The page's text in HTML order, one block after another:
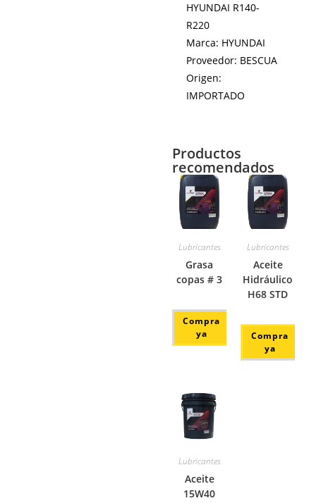
HYUNDAI R140-
R220
Marca: HYUNDAI
Proveedor: BESCUA
Origen:
IMPORTADO
Productos
recomendados
Lubricantes
Grasa
copas # 3
Compra
ya
Lubricantes
Aceite
Hidráulico
H68 STD
Compra
ya
Lubricantes
Aceite
15W40